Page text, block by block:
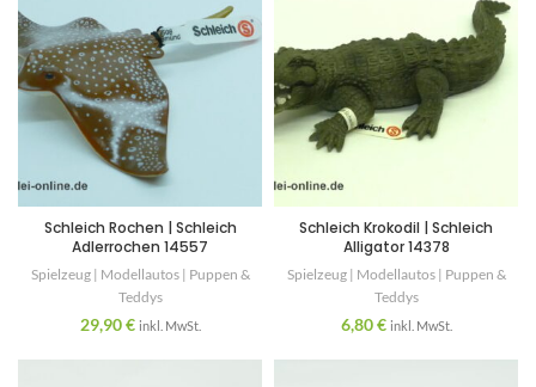
Schleich Rochen | Schleich
Adlerrochen 14557
Spielzeug | Modellautos | Puppen &
Teddys
29,90€ inkl. MwSt.
Schleich Krokodil | Schleich
Alligator 14378
Spielzeug | Modellautos | Puppen &
Teddys
6,80€ inkl. MwSt.